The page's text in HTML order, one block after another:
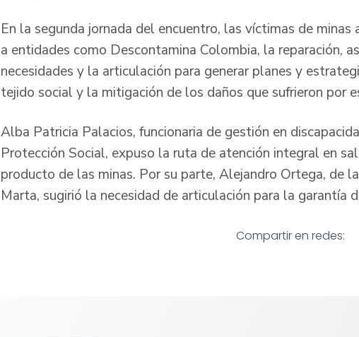
En la segunda jornada del encuentro, las víctimas de
a entidades como Descontamina Colombia, la reparación,
necesidades y la articulación para generar planes y
tejido social y la mitigación de los daños que sufrieron por
Alba Patricia Palacios, funcionaria de gestión en
Protección Social, expuso la ruta de atención integral en
producto de las minas. Por su parte, Alejandro Ortega, de
Marta, sugirió la necesidad de articulación para la garantía
Compartir en redes: